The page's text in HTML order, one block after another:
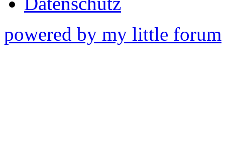
powered by my little forum